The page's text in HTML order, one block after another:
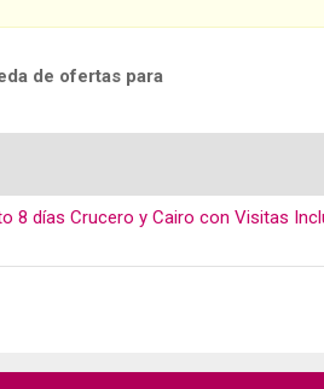
de ofertas para
8 días Crucero y Cairo con Visitas